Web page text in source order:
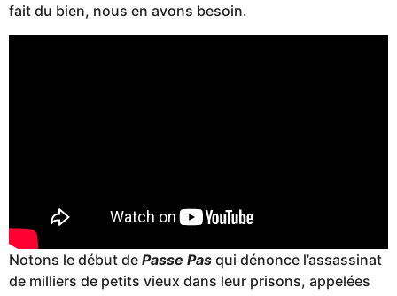
fait du bien, nous en avons besoin.
Notons le début de Passe Pas qui dénonce l’assassinat
de milliers de petits vieux dans leur prisons, appelées